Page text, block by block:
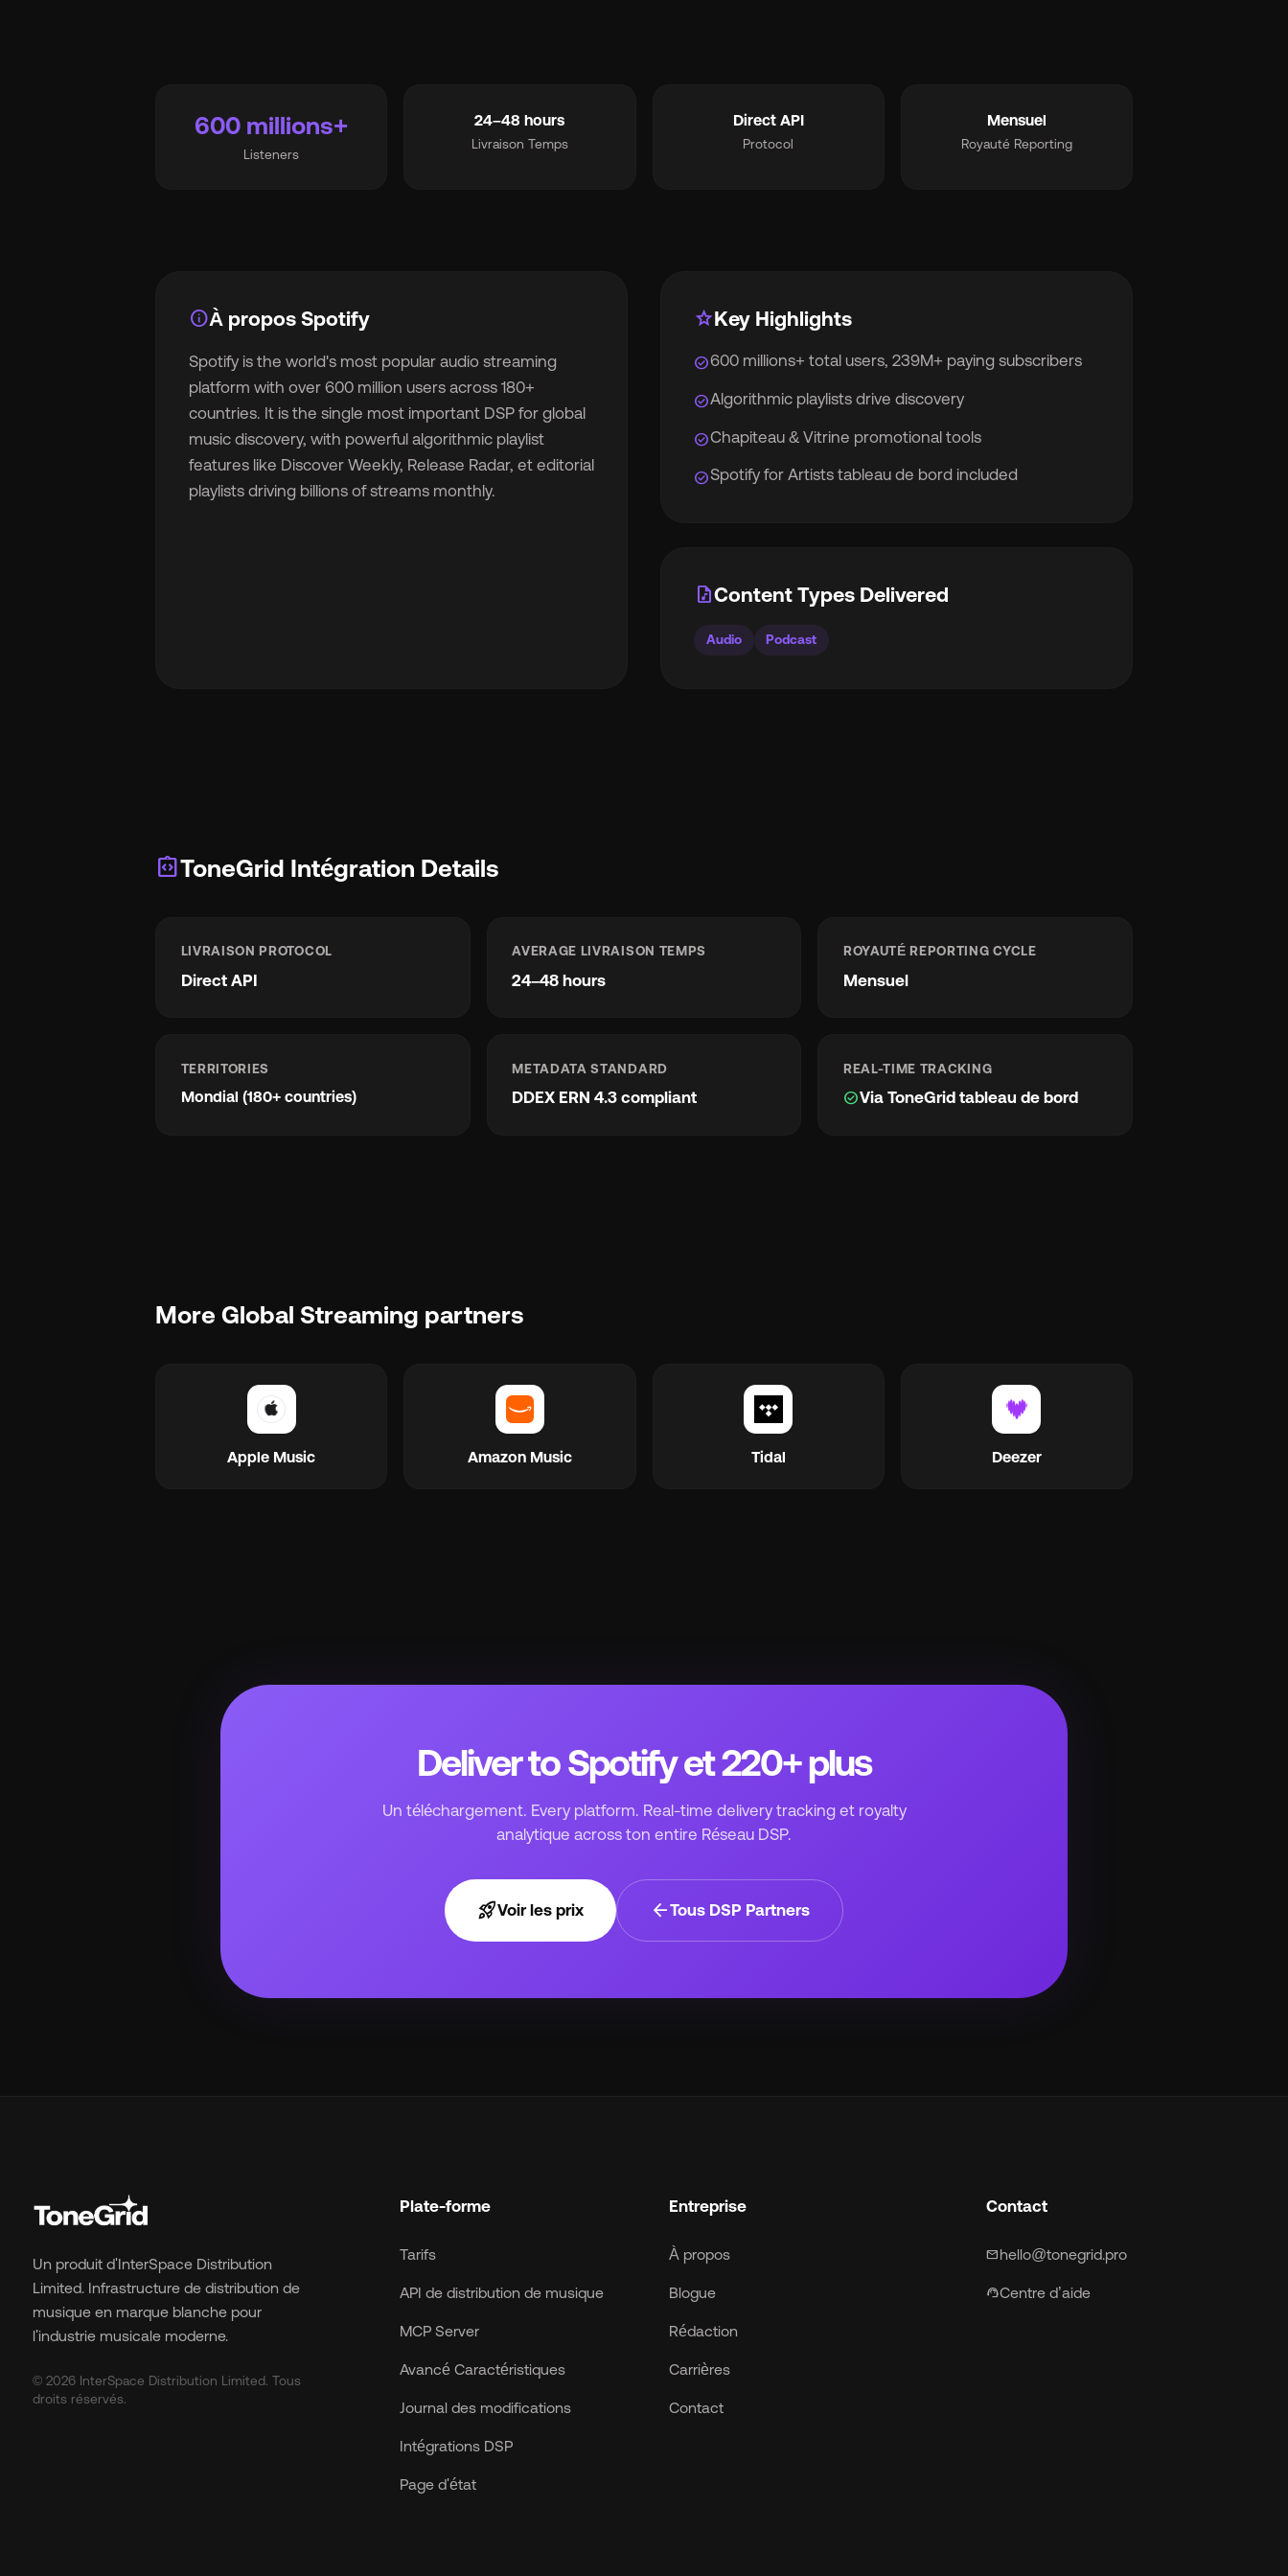
Pour les étiquettes
Rédaction
rocket_launchVoir les prix
600 millions+
Listeners
24–48 hours
Livraison Temps
Direct API
Protocol
Mensuel
Royauté Reporting
infoÀ propos Spotify
Spotify is the world's most popular audio streaming
platform with over 600 million users across 180+
countries. It is the single most important DSP for global
music discovery, with powerful algorithmic playlist
features like Discover Weekly, Release Radar, et editorial
playlists driving billions of streams monthly.
starKey Highlights
check_circle600 millions+ total users, 239M+ paying subscribers
check_circleAlgorithmic playlists drive discovery
check_circleChapiteau & Vitrine promotional tools
check_circleSpotify for Artists tableau de bord included
audio_fileContent Types Delivered
Audio Podcast
integration_instructionsToneGrid Intégration Details
LIVRAISON PROTOCOL
Direct API
AVERAGE LIVRAISON TEMPS
24–48 hours
ROYAUTÉ REPORTING CYCLE
Mensuel
TERRITORIES
Mondial (180+ countries)
METADATA STANDARD
DDEX ERN 4.3 compliant
REAL-TIME TRACKING
check_circleVia ToneGrid tableau de bord
More Global Streaming partners
Apple Music Amazon Music Tidal Deezer
Deliver to Spotify et 220+ plus
Un téléchargement. Every platform. Real-time delivery tracking et royalty
analytique across ton entire Réseau DSP.
rocket_launchVoir les prix arrow_backTous DSP Partners
Un produit d'InterSpace Distribution
Limited. Infrastructure de distribution de
musique en marque blanche pour
l'industrie musicale moderne.
© 2026 InterSpace Distribution Limited. Tous
droits réservés.
Plate-forme
Tarifs
API de distribution de musique
MCP Server
Avancé Caractéristiques
Journal des modifications
Intégrations DSP
Page d'état
Entreprise
À propos
Blogue
Rédaction
Carrières
Contact
Contact
mailhello@tonegrid.pro
support_agentCentre d’aide